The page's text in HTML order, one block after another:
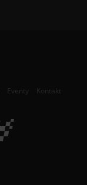
Eventy Kontakt